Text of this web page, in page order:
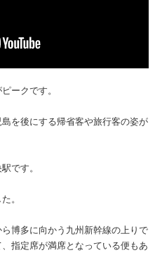
ークです。
を後にする帰省客や旅行客の姿が
です。
。
博多に向かう九州新幹線の上りで
指定席が満席となっている便もあ